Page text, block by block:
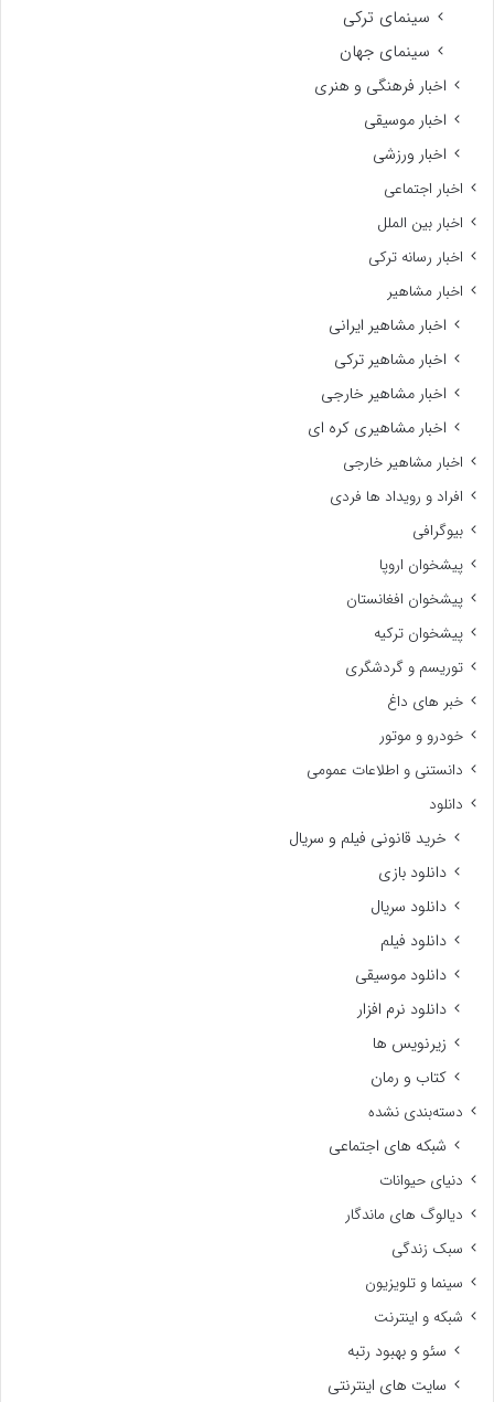
سینمای ترکی
سینمای جهان
اخبار فرهنگی و هنری
اخبار موسیقی
اخبار ورزشی
اخبار اجتماعی
اخبار بین الملل
اخبار رسانه ترکی
اخبار مشاهیر
اخبار مشاهیر ایرانی
اخبار مشاهیر ترکی
اخبار مشاهیر خارجی
اخبار مشاهیری کره ای
اخبار مشاهیر خارجی
افراد و رویداد ها فردی
بیوگرافی
پیشخوان اروپا
پیشخوان افغانستان
پیشخوان ترکیه
توریسم و گردشگری
خبر های داغ
خودرو و موتور
دانستنی و اطلاعات عمومی
دانلود
خرید قانونی فیلم و سریال
دانلود بازی
دانلود سریال
دانلود فیلم
دانلود موسیقی
دانلود نرم افزار
زیرنویس ها
کتاب و رمان
دسته‌بندی نشده
شبکه های اجتماعی
دنیای حیوانات
دیالوگ های ماندگار
سبک زندگی
سینما و تلویزیون
شبکه و اینترنت
سئو و بهبود رتبه
سایت های اینترنتی